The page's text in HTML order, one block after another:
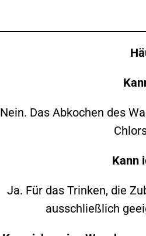
Nein. Das Abkochen des
Kann
Ja. Für das Trinken, die
ausschließlich